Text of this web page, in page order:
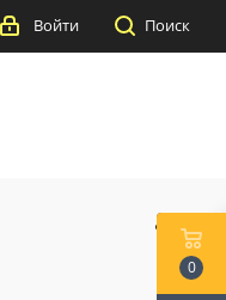
Поиск
Войти
0